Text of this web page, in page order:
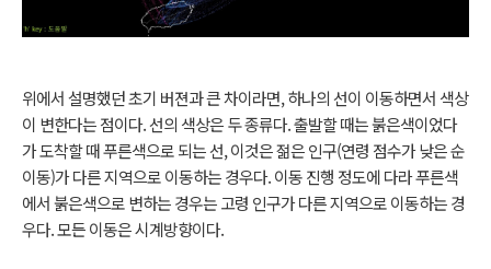
위에서 설명했던 초기 버젼과 큰 차이라면, 하나의 선이 이동하면서 색상
이 변한다는 점이다. 선의 색상은 두 종류다. 출발할 때는 붉은색이었다
가 도착할 때 푸른색으로 되는 선, 이것은 젊은 인구(연령 점수가 낮은 순
이동)가 다른 지역으로 이동하는 경우다. 이동 진행 정도에 다라 푸른색
에서 붉은색으로 변하는 경우는 고령 인구가 다른 지역으로 이동하는 경
우다. 모든 이동은 시계방향이다.